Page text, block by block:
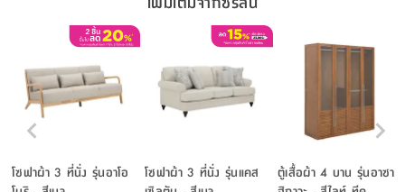
โซฟาผ้า 3 ที่นั่ง รุ่นอาโอ
โซฟาผ้า 3 ที่นั่ง รุ่นแคส
ตู้เสื้อผ้า 4 บาน รุ่นอาซา